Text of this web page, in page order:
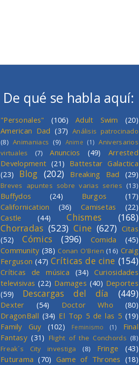
De qué se habla aquí:
"Personales" (106) Adult Swim
(20)
American Dad (37) Análisis patrocinado
(8) Animaniacs (9) Anime (1) Aniversarios
virtuales
(7) Anuncios (49)
Arrested
Development (21) Battestar Galactica
(23)
Blog (202) Breaking Bad (29)
Breves apuntes sobre varias series (13)
Buffydos (24) Burgos
(17)
Californication
(36) Camisetas
(22)
Castle
(44) Chismes
(168)
Chorradas (523) Cine (627) Citas
(52)
Cómics (396) Comida
(45)
Community (38) Conan O'Brien (16) Craig
Ferguson (47) Críticas de cine (154)
Críticas de música (34)
Curiosidades
televisivas (22) Damages (40) Deportes
(59)
Descargas del día (449)
Dexter (54) Doctor Who
(80)
DragonBall (34) El Top 5 de las 5 (19)
Family Guy
(102) Feminismo (1)
Final
Fantasy (31) Flight of the Conchords (8)
Freak´s City investiga
(8) Fringe
(43)
Futurama (70) Game of Thrones (18)